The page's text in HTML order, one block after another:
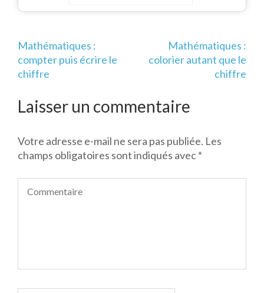
Navigation
de
l’article
Mathématiques :
compter puis écrire le
chiffre
Mathématiques :
colorier autant que le
chiffre
Laisser un commentaire
Votre adresse e-mail ne sera pas publiée. Les
champs obligatoires sont indiqués avec*